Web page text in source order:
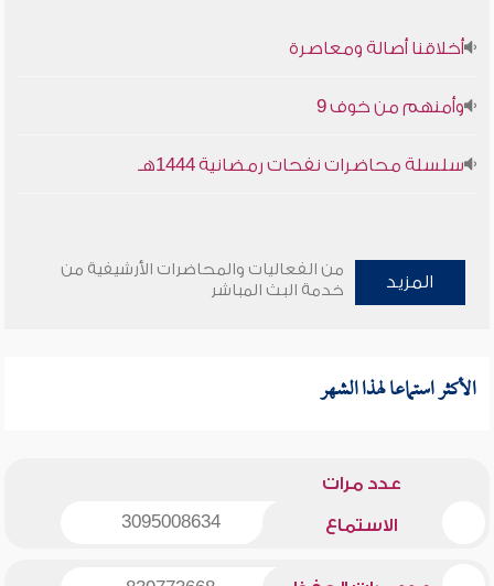
أخلاقنا أصالة ومعاصرة
وأمنهم من خوف 9
سلسلة محاضرات نفحات رمضانية 1444هـ
المزيد
من الفعاليات والمحاضرات الأرشيفية من
خدمة البث المباشر
الأكثر استماعا لهذا الشهر
عدد مرات
الاستماع 3095008634